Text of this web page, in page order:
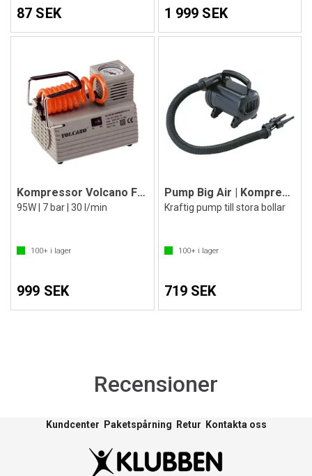
87 SEK 1 999 SEK
Kompressor Volcano FTC 110
95W | 7 bar | 30 l/min
100+ i lager
999 SEK
Pump Big Air | Kompressorpump
Kraftig pump till stora bollar
100+i lager
719 SEK
Recensioner
Kundcenter Paketspårning Retur Kontakta oss